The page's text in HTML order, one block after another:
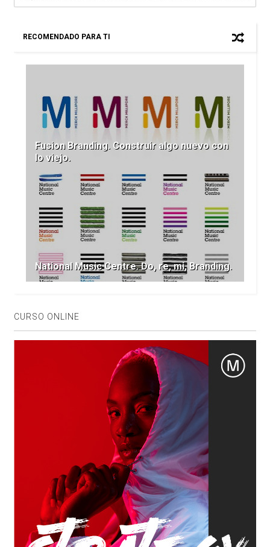
RECOMENDADO PARA TI
Fusion Branding. Construir algo nuevo con
lo viejo.
National Music Centre. Do, re, mi, Branding.
CURSO ONLINE